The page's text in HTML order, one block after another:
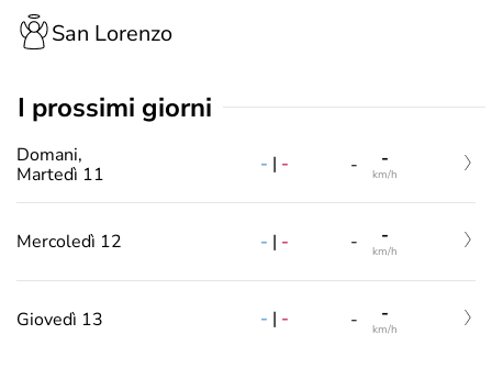
San Lorenzo
i prossimi giorni
Domani,
Martedì 11
- | - - -
km/h
Mercoledì 12 - | - - -
km/h
Giovedì 13 - | - - -
km/h